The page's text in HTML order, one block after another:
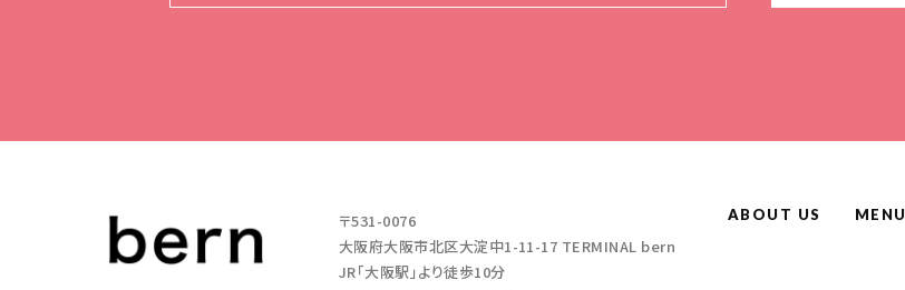
〒531-0076
大阪府大阪市北区大淀中1-11-17 TERMINAL bern
JR「大阪駅」より徒歩10分
ABOUT US MENU